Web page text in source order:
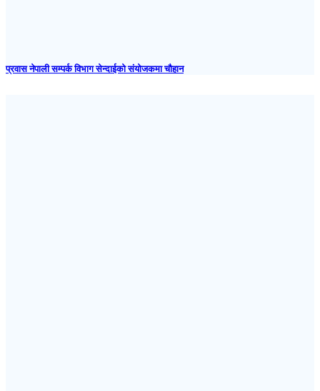
प्रवास नेपाली सम्पर्क विभाग सेन्दाईको संयोजकमा चौहान